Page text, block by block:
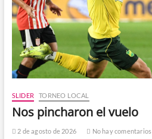
SLIDER TORNEO LOCAL
Nos pincharon el vuelo
2 de agosto de 2026 No hay comentarios